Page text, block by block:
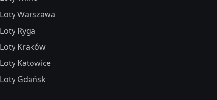
Loty Warszawa
Loty Ryga
Loty Kraków
Loty Katowice
Loty Gdańsk